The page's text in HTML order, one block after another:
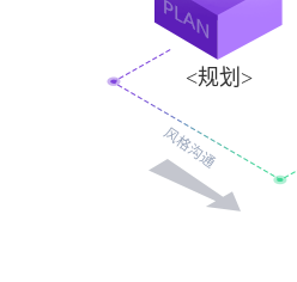
<规划>
风格沟通